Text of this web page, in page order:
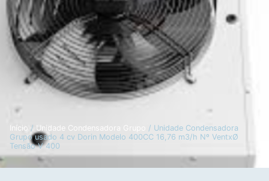
Início / Unidade Condensadora Grupo
/ Unidade Condensadora
Grupo usado 4 cv Dorin Modelo 400CC 16,76 m3/h Nº VentxØ
Tensão V 400